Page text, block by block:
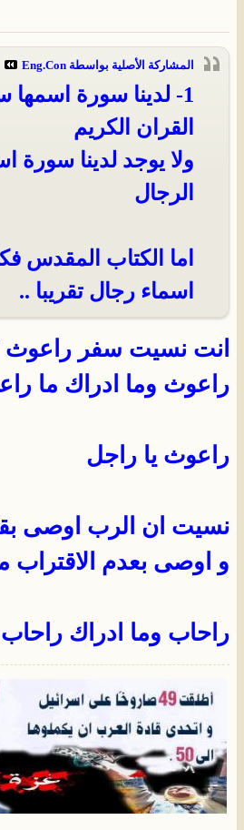
المشاركة الأصلية بواسطة Eng.Con
1- لدينا سورة
القران الكريم
ولا يوجد لدينا سورة
الرجال
اما الكتاب المقدس
اسماء رجال تقريبا ..
انت نسيت سفر راعوث
راعوث وما ادراك ما
راعوث يا راجل
نسيت ان الرب اوصى
و اوصى بعدم
راحاب وما ادراك راحاب